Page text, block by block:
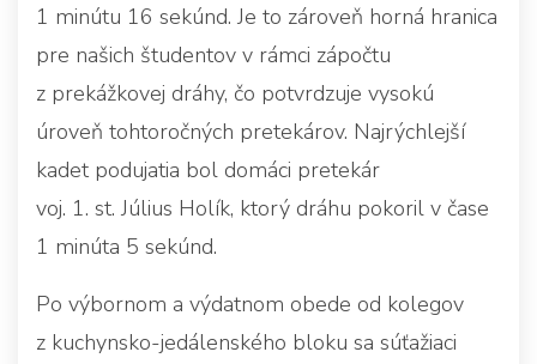
1 minútu 16 sekúnd. Je to zároveň horná hranica
pre našich študentov v rámci zápočtu
z prekážkovej dráhy, čo potvrdzuje vysokú
úroveň tohtoročných pretekárov. Najrýchlejší
kadet podujatia bol domáci pretekár
voj. 1. st. Július Holík, ktorý dráhu pokoril v čase
1 minúta 5 sekúnd.
Po výbornom a výdatnom obede od kolegov
z kuchynsko-jedálenského bloku sa súťažiaci